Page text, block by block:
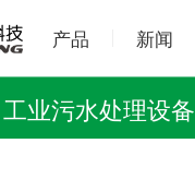
产品 新闻
工业污水处理设备